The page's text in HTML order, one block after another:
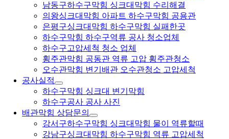
남동구하수구막힘 싱크대막힘 수리해결
의왕싱크대막힘 아파트 하수구막힘 공용관
은평구싱크대막힘 하수구막힘 실패한곳
하수구막힘 하수구역류 공사 청소업체
하수구고압세척 청소 업체
횡주관막힘 공동관 역류 고압 횡주관청소
오수관막힘 변기배관 오수관청소 고압세척
공사실적
하수구막힘 싱크대 변기막힘
하수구공사 공사 사진
배관막힘 상담문의
강서구하수구막힘 싱크대막힘 물이 역류할때
강남구싱크대막힘 하수구막힘 역류 고압세척